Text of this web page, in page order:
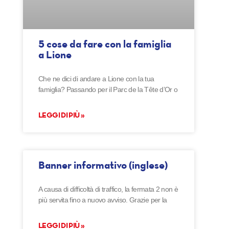
5 cose da fare con la famiglia
a Lione
Che ne dici di andare a Lione con la tua
famiglia? Passando per il Parc de la Tête d’Or o
LEGGI DI PIÙ »
Banner informativo (inglese)
A causa di difficoltà di traffico, la fermata 2 non è
più servita fino a nuovo avviso. Grazie per la
LEGGI DI PIÙ »